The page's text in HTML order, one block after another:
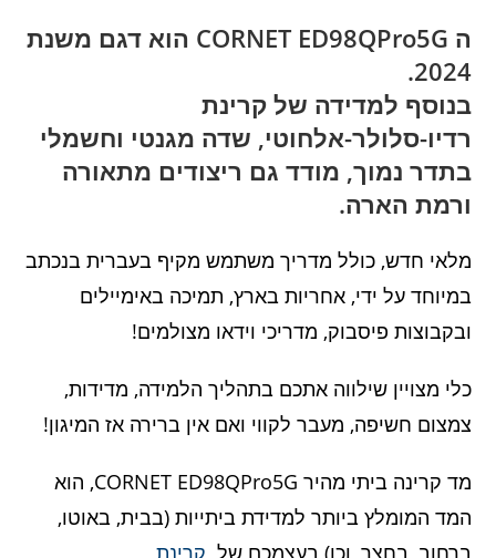
ה CORNET ED98QPro5G הוא דגם משנת
2024.
בנוסף למדידה של קרינת
רדיו-סלולר-אלחוטי, שדה מגנטי וחשמלי
בתדר נמוך, מודד גם ריצודים מתאורה
ורמת הארה.
מלאי חדש, כולל מדריך משתמש מקיף בעברית בנכתב
במיוחד על ידי, אחריות בארץ, תמיכה באימיילים
ובקבוצות פיסבוק, מדריכי וידאו מצולמים!
כלי מצויין שילווה אתכם בתהליך הלמידה, מדידות,
צמצום חשיפה, מעבר לקווי ואם אין ברירה אז המיגון!
מד קרינה ביתי מהיר CORNET ED98QPro5G, הוא
המד המומלץ ביותר למדידת ביתייות (בבית, באוטו,
ברחוב, בחצר, וכו) בעצמכם של קרינת